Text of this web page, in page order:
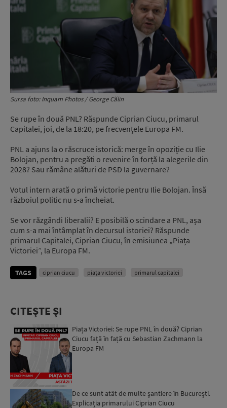
Sursa foto: Inquam Photos / George Călin
Se rupe în două PNL? Răspunde Ciprian Ciucu, primarul
Capitalei, joi, de la 18:20, pe frecvențele Europa FM.
PNL a ajuns la o răscruce istorică: merge în opoziție cu Ilie
Bolojan, pentru a pregăti o revenire în forță la alegerile din
2028? Sau rămâne alături de PSD la guvernare?
Votul intern arată o primă victorie pentru Ilie Bolojan. Însă
războiul politic nu s-a încheiat.
Se vor răzgândi liberalii? E posibilă o scindare a PNL, așa
cum s-a mai întâmplat în decursul istoriei? Răspunde
primarul Capitalei, Ciprian Ciucu, în emisiunea „Piața
Victoriei”, la Europa FM.
TAGS ciprian ciucu piața victoriei primarul capitalei
CITEȘTE ȘI
Piața Victoriei: Se rupe PNL în două? Ciprian
Ciucu față în față cu Sebastian Zachmann la
Europa FM
De ce sunt atât de multe şantiere în București.
Explicația primarului Ciprian Ciucu